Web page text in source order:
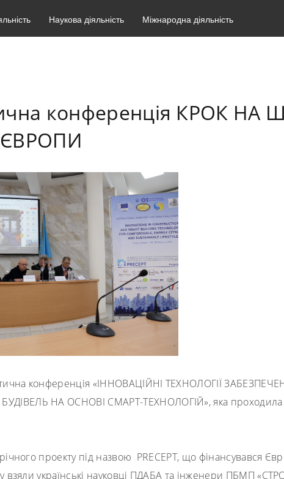
Наукова діяльність Міжнародна діяльність
конференція КРОК НА
ЄВРОПИ
конференція «ІННОВАЦІЙНІ ТЕХНОЛОГІЇ
НА ОСНОВІ СМАРТ-ТЕХНОЛОГІЙ», яка проходила
проекту під назвою PRECEPT, що фінансувався
українські науковці ПДАБА та інженери ПБМП